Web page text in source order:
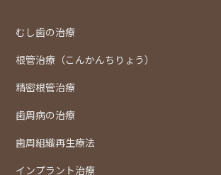
むし歯の治療
根管治療（こんかんちりょう）
精密根管治療
歯周病の治療
歯周組織再生療法
インプラント治療